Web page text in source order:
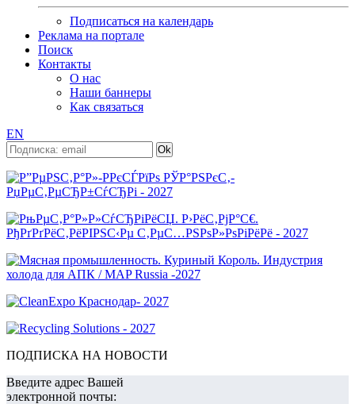
Подписаться на календарь
Реклама на портале
Поиск
Контакты
О нас
Наши баннеры
Как связаться
EN
ПОДПИСКА НА НОВОСТИ
Введите адрес Вашей
электронной почты: